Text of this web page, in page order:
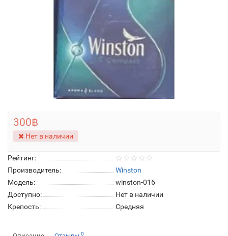
Рейтинг:
Производитель:
Winston
Модель:
winston-016
Доступно:
Нет в наличии
Крепость:
Средняя
300฿
Нет в наличии
0